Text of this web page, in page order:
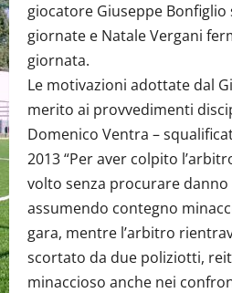
giocatore Giuseppe
giornate e Natale Vergani
giornata.
Le motivazioni adottate dal
merito ai provvedimenti
Domenico Ventra –
2013 “Per aver colpito
volto senza procurare
assumendo contegno
gara, mentre l’arbitro
scortato da due poliziotti,
minaccioso anche nei